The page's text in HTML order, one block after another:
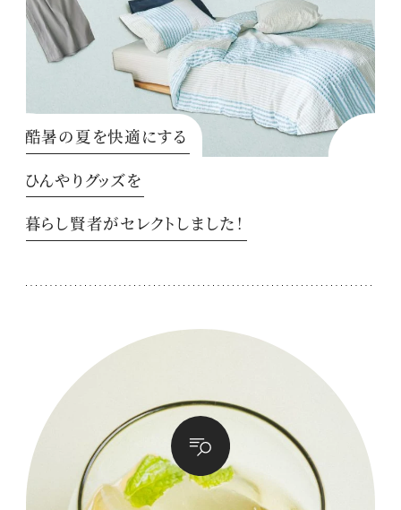
酷暑の夏を快適にする
ひんやりグッズを
暮らし賢者がセレクトしました！